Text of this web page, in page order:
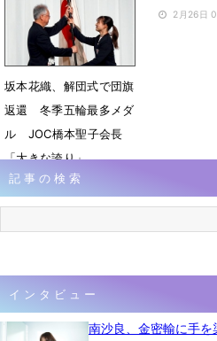
2月26日 08時49分 2月26日
坂本花織、解団式で団旗
返還 冬季五輪最多メダ
ル JOC橋本聖子会長
「大きな誇り」
2月26日 08時15分
記事の検索
インタビュー
南沙良、金密輸に手